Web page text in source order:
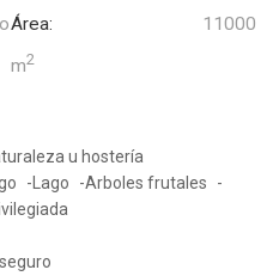
Área:
11000
m2
u hostería
-Lago -Arboles frutales -